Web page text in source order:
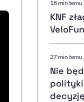
18 min temu
KNF
27 min temu
Nie
polityki
decyzję